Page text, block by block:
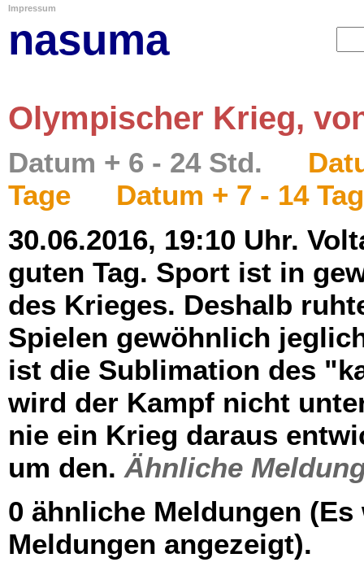
Impressum
nasuma
Olympischer Krieg,
Datum + 6 - 24 Std.
Tage
Datum + 7 - 14
30.06.2016, 19:10 Uhr.
guten Tag. Sport ist in
des Krieges. Deshalb
Spielen gewöhnlich
ist die Sublimation des
wird der Kampf nicht
nie ein Krieg daraus
um den. Ähnliche
0 ähnliche Meldungen
Meldungen angezeigt).